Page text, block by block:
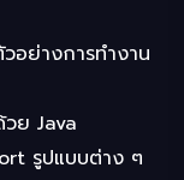
อย่างการทำงาน
ย Java
รูปแบบต่าง ๆ